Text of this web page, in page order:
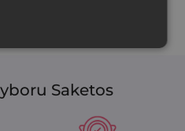
Saketos